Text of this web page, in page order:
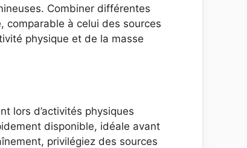
Combiner différentes
comparable à celui des sources
physique et de la masse
lors d’activités physiques
disponible, idéale avant
privilégiez des sources